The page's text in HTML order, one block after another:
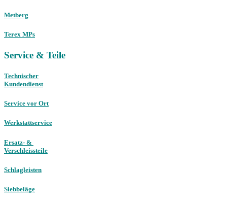
Metberg
Terex MPs
Service & Teile
Technischer
Kundendienst
Service vor Ort
Werkstattservice
Ersatz- &
Verschleissteile
Schlagleisten
Siebbeläge